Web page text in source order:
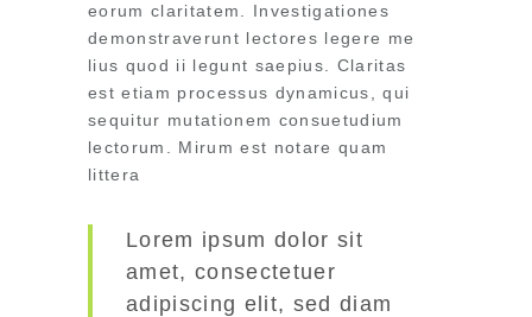
eorum claritatem. Investigationes
demonstraverunt lectores legere me
lius quod ii legunt saepius. Claritas
est etiam processus dynamicus, qui
sequitur mutationem consuetudium
lectorum. Mirum est notare quam
littera
Lorem ipsum dolor sit
amet, consectetuer
adipiscing elit, sed diam